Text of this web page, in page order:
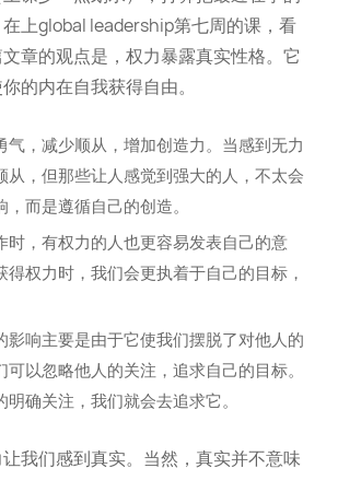
上global leadership第七周的课，看
章的观点是，权力暴露真实性格。它
的内在自我获得自由。
气，减少顺从，增加创造力。当感到无力
从，但那些让人感觉到强大的人，不太会
而是遵循自己的创造。
时，有权力的人也更容易发表自己的意
得权力时，我们会更执着于自己的目标，
影响主要是由于它使我们摆脱了对他人的
可以忽略他人的关注，追求自己的目标。
确关注，我们就会去追求它。
我们感到真实。当然，真实并不意味